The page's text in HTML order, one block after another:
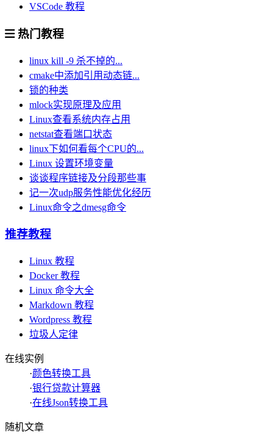
VSCode 教程
热门教程
linux kill -9 杀不掉的...
cmake中添加引用动态链...
锁的种类
mlock实现原理及应用
Linux查看系统内存占用
netstat查看端口状态
linux下如何看每个CPU的...
Linux 设置环境变量
谈谈程序链接及分段那些事
记一次udp服务性能优化经历
Linux命令之dmesg命令
推荐教程
Linux 教程
Docker 教程
Linux 命令大全
Markdown 教程
Wordpress 教程
垃圾人定律
在线实例
·颜色转换工具
·银行贷款计算器
·在线Json转换工具
随机文章